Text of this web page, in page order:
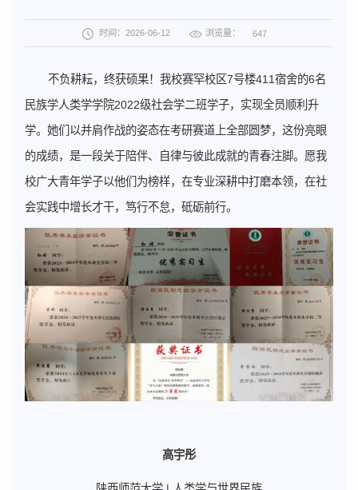
时间：2026-06-12 浏览量： 647
不负耕耘，终获硕果！我校赛罕校区7号楼411宿舍的6名
民族学人类学学院2022级社会学二班学子，实现全员顺利升
学。她们以并肩作战的姿态在考研赛道上全部圆梦，这份亮眼
的成绩，是一段关于陪伴、自律与彼此成就的青春注脚。愿我
校广大青年学子以他们为榜样，在专业深耕中打磨本领，在社
会实践中增长才干，笃行不怠，砥砺前行。
高宇彤